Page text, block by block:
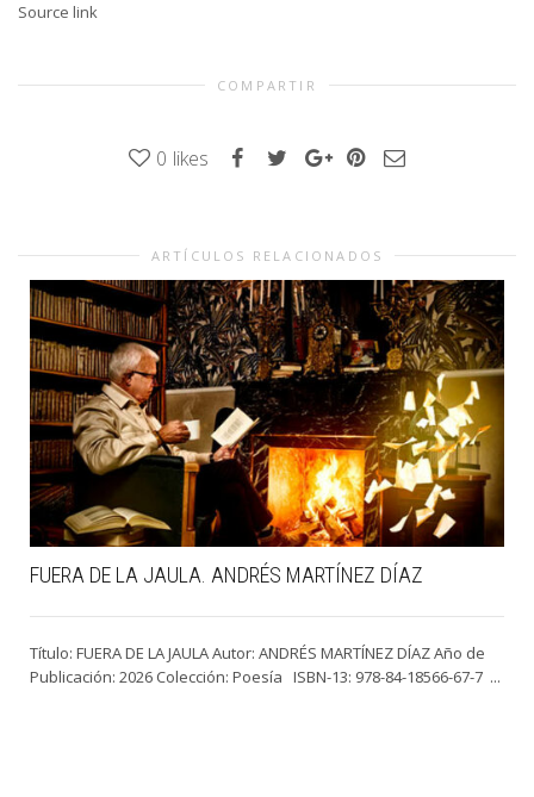
Source link
COMPARTIR
0 likes
ARTÍCULOS RELACIONADOS
FUERA DE LA JAULA. ANDRÉS MARTÍNEZ DÍAZ
Título: FUERA DE LA JAULA Autor: ANDRÉS MARTÍNEZ DÍAZ Año de
Publicación: 2026 Colección: Poesía ISBN-13: 978-84-18566-67-7 ...